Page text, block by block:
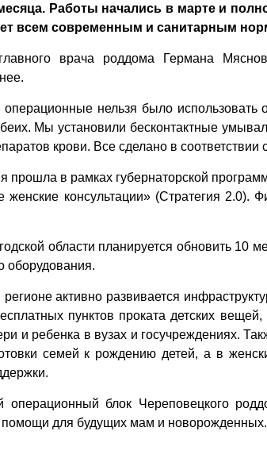
Работы начались в марте и
всем современным и санитарным
врача роддома Германа
нельзя было использовать
Мы установили бесконтактные
крови. Все сделано в
прошла в рамках губернаторской
консультации» (Стратегия 2.0).
области планируется обновить 10
оборудования.
регионе активно развивается
пунктов проката детских
и ребенка в вузах и госучреждениях.
семей к рождению детей, а в
операционный блок Череповецкого
помощи для будущих мам и новорожденных.